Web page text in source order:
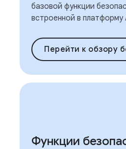
базовой функции
встроенной в платформу
Перейти к обзору
Функции